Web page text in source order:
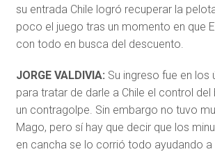
su entrada Chile logró recuperar la
poco el juego tras un momento en que
con todo en busca del descuento.
JORGE VALDIVIA: Su ingreso fue en los
para tratar de darle a Chile el control
un contragolpe. Sin embargo no tuvo
Mago, pero sí hay que decir que los
en cancha se lo corrió todo ayudando a